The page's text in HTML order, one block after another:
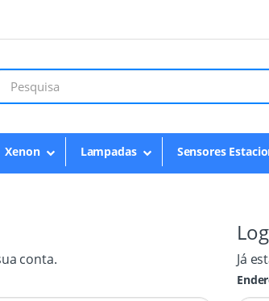
Xenon Lampadas Sensores
conta. Já